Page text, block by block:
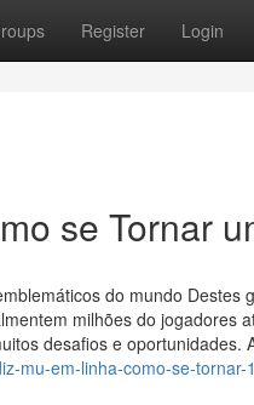
Register Login
se Tornar
do mundo Destes
milhões do jogadores
desafios e oportunidades.
mu-em-linha-como-se-tornar-